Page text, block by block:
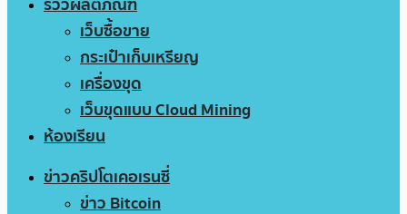
เว็บซื้อขาย
กระเป๋าเก็บเหรียญ
เครื่องขุด
เว็บขุดแบบ Cloud Mining
ห้องเรียน
ข่าวคริปโตเคอเรนซี่
ข่าว Bitcoin